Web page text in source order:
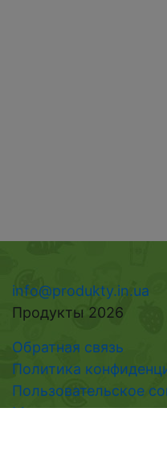
info@produkty.in.ua
Продукты 2026
Обратная связь
Политика
Пользовательское
Мнения